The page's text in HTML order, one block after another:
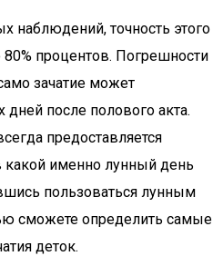
наблюдений, точность этого
80% процентов. Погрешности
зачатие может
дней после полового акта.
предоставляется
именно лунный день
пользоваться лунным
сможете определить самые
деток.